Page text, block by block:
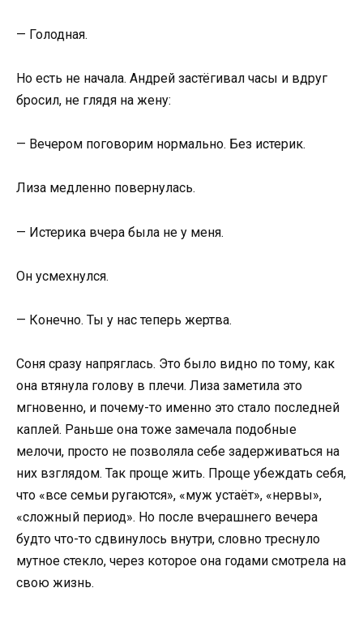
— Голодная.
Но есть не начала. Андрей застёгивал часы и вдруг
бросил, не глядя на жену:
— Вечером поговорим нормально. Без истерик.
Лиза медленно повернулась.
— Истерика вчера была не у меня.
Он усмехнулся.
— Конечно. Ты у нас теперь жертва.
Соня сразу напряглась. Это было видно по тому, как
она втянула голову в плечи. Лиза заметила это
мгновенно, и почему-то именно это стало последней
каплей. Раньше она тоже замечала подобные
мелочи, просто не позволяла себе задерживаться на
них взглядом. Так проще жить. Проще убеждать себя,
что «все семьи ругаются», «муж устаёт», «нервы»,
«сложный период». Но после вчерашнего вечера
будто что-то сдвинулось внутри, словно треснуло
мутное стекло, через которое она годами смотрела на
свою жизнь.